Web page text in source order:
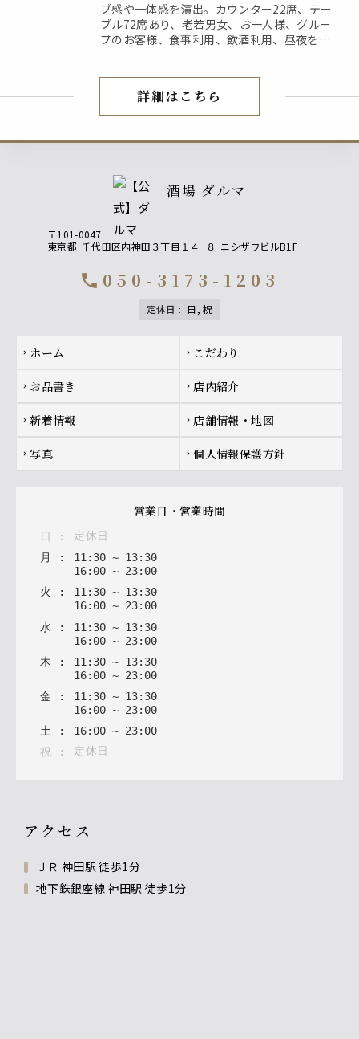
ブ感や一体感を演出。カウンター22席、テー
ブル72席あり、老若男女、お一人様、グルー
プのお客様、食事利用、飲酒利用、昼夜を問
店内紹介
詳細はこちら
酒場 ダルマ
〒101-0047
東京都 千代田区内神田３丁目１４−８ ニシザワビルB1F
call 050-3173-1203
定休日 : 日, 祝
Footer navigation
chevron_right ホーム chevron_right こだわり
chevron_right お品書き chevron_right 店内紹介
chevron_right 新着情報 chevron_right 店舗情報・地図
chevron_right 写真 chevron_right 個人情報保護方針
営業日・営業時間
日 :
定休日
月
: 11 : 30 ~ 13: 30
16: 00 ~ 23: 00
火
: 11: 30 ~ 13: 30
16: 00 ~ 23: 00
水 : 11 : 30 ~ 13: 30
16: 00 ~ 23: 00
木 : 11 : 30 ~ 13: 30
16: 00 ~ 23: 00
金 : 11 : 30 ~ 13: 30
16: 00 ~ 23: 00
土 : 16: 00 ~ 23: 00
祝 : 定休日
アクセス
ＪＲ 神田駅 徒歩1分
地下鉄銀座線 神田駅 徒歩1分